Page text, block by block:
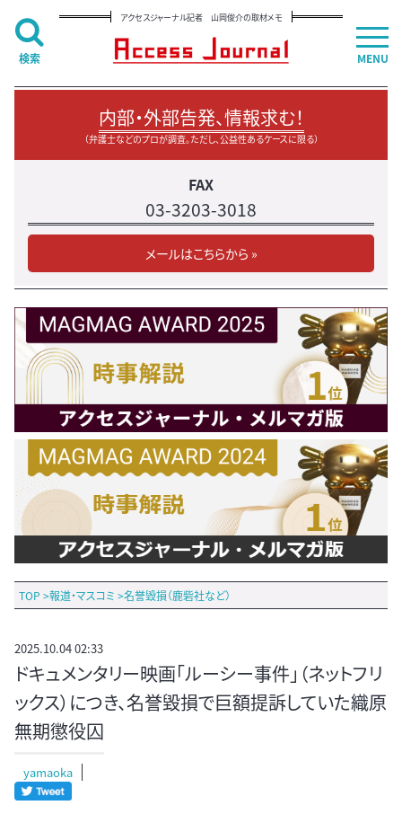
アクセスジャーナル記者 山岡俊介の取材メモ
内部・外部告発、情報求む！
（弁護士などのプロが調査。ただし、公益性あるケースに限る）
FAX
03-3203-3018
メールはこちらから »
TOP >報道・マスコミ >名誉毀損（鹿砦社など）
2025.10.04 02:33
ドキュメンタリー映画「ルーシー事件」（ネットフリ
ックス）につき、名誉毀損で巨額提訴していた織原
無期懲役囚
yamaoka
MENU
検索